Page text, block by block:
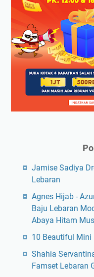
Jamise Sadiya
Lebaran
Agnes Hijab -
Baju Lebaran
Abaya Hitam
10 Beautiful Mini
Shahia
Famset Lebaran